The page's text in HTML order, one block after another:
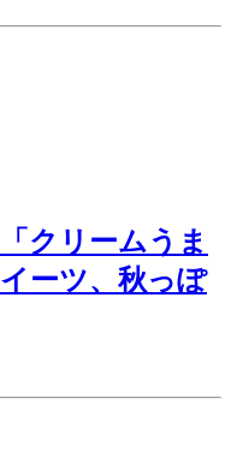
クリームうま
ーツ、秋っぽ